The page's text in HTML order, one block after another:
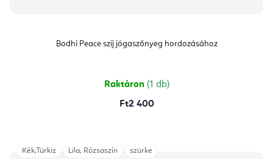
Bodhi Peace szíj jógaszőnyeg hordozásához
Raktáron (1 db)
Ft2 400
Kék,Türkiz Lila, Rózsaszín szürke